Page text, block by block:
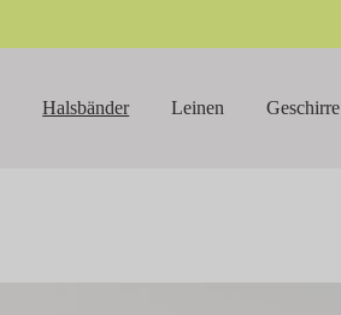
Halsbänder Leinen Geschirre